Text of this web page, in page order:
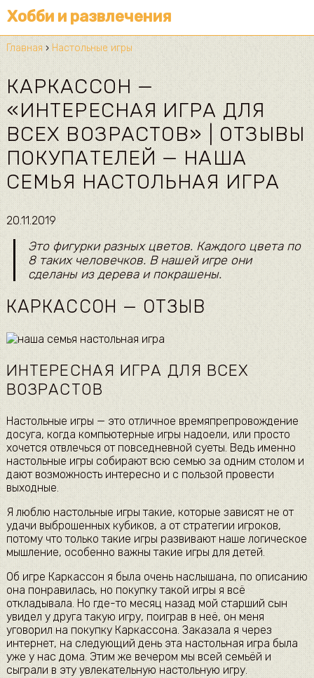
Хобби и развлечения
Главная › Настольные игры
КАРКАССОН —
«ИНТЕРЕСНАЯ ИГРА ДЛЯ
ВСЕХ ВОЗРАСТОВ» | ОТЗЫВЫ
ПОКУПАТЕЛЕЙ — НАША
СЕМЬЯ НАСТОЛЬНАЯ ИГРА
20.11.2019
Это фигурки разных цветов. Каждого цвета по
8 таких человечков. В нашей игре они
сделаны из дерева и покрашены.
КАРКАССОН — ОТЗЫВ
ИНТЕРЕСНАЯ ИГРА ДЛЯ ВСЕХ
ВОЗРАСТОВ
Настольные игры — это отличное времяпрепровождение
досуга, когда компьютерные игры надоели, или просто
хочется отвлечься от повседневной суеты. Ведь именно
настольные игры собирают всю семью за одним столом и
дают возможность интересно и с пользой провести
выходные.
Я люблю настольные игры такие, которые зависят не от
удачи выброшенных кубиков, а от стратегии игроков,
потому что только такие игры развивают наше логическое
мышление, особенно важны такие игры для детей.
Об игре Каркассон я была очень наслышана, по описанию
она понравилась, но покупку такой игры я всё
откладывала. Но где-то месяц назад мой старший сын
увидел у друга такую игру, поиграв в неё, он меня
уговорил на покупку Каркассона. Заказала я через
интернет, на следующий день эта настольная игра была
уже у нас дома. Этим же вечером мы всей семьёй и
сыграли в эту увлекательную настольную игру.